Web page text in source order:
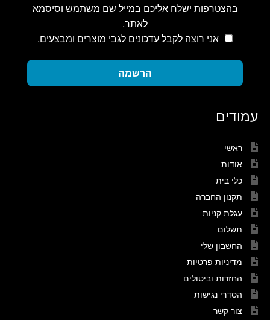
בהצטרפות ישלח אליכם במייל שם משתמש וסיסמא
לאתר.
אני רוצה לקבל עדכונים לגבי מוצרים ומבצעים.
הרשמה
עמודים
ראשי
אודות
כלי בית
תקנון החברה
עגלת קניות
תשלום
החשבון שלי
מדיניות פרטיות
החזרות וביטולים
הסדרי נגישות
צור קשר